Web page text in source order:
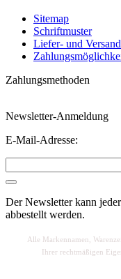
Sitemap
Schriftmuster
Liefer- und
Zahlungsmethoden
Newsletter-Anmeldung
E-Mail-Adresse:
Der Newsletter kann
abbestellt werden.
Alle Markennamen,
Ihrer rechtmäßigen